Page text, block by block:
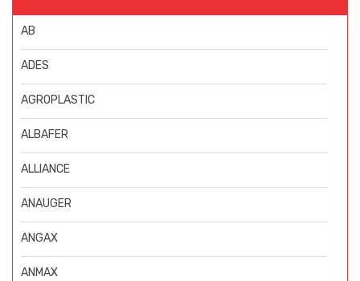
AB
ADES
AGROPLASTIC
ALBAFER
ALLIANCE
ANAUGER
ANGAX
ANMAX